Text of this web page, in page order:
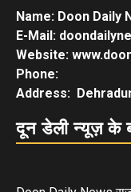
Name: Doon Daily
E-Mail:
Website:
Phone:
Address:
दून डेली न्यूज़ के